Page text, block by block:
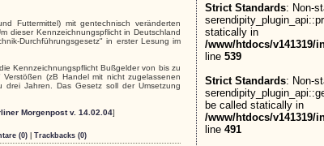
Futtermittel) mit gentechnisch veränderten
dieser Kennzeichnungspflicht in Deutschland
Durchführungsgesetz" in erster Lesung im
Kennzeichnungspflicht Bußgelder von bis zu
(zB Handel mit nicht zugelassenen
drei Jahren. Das Gesetz soll der Umsetzung
Morgenpost v. 14.02.04]
(0)| Trackbacks (0)
Strict Standards: Non-
statically in
/www/htdocs/
line 539
Strict Standards: Non-
be called statically in
/www/htdocs/
line 491